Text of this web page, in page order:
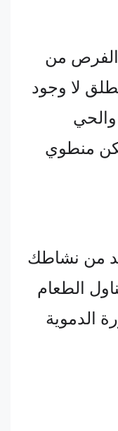
الفرص من
لا وجود
منطوي
من نشاطك
الطعام
الدموية